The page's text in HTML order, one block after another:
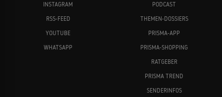
INSTAGRAM
RSS-FEED
YOUTUBE
WHATSAPP
PODCAST
THEMEN-DOSSIERS
PRISMA-APP
PRISMA-SHOPPING
RATGEBER
PRISMA TREND
SENDERINFOS